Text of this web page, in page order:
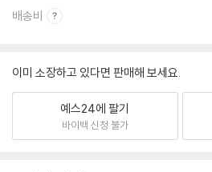
배송비
이미 소장하고 있다면 판매해 보세요.
예스24에 팔기
바이백 신청 불가